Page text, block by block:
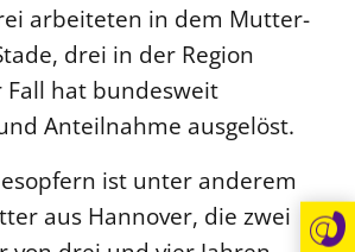
arbeiteten in dem Mutter-
drei in der Region
Fall hat bundesweit
Anteilnahme ausgelöst.
ist unter anderem
aus Hannover, die zwei